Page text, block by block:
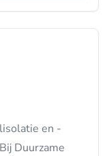
en -
Duurzame